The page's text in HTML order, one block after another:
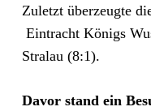
Zuletzt überzeugte
Eintracht Königs
Stralau (8:1).
Davor stand ein